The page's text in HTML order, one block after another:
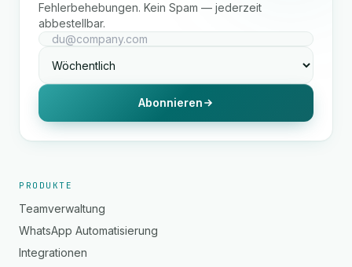
Fehlerbehebungen. Kein Spam — jederzeit
abbestellbar.
Abonnieren
PRODUKTE
Teamverwaltung
WhatsApp Automatisierung
Integrationen